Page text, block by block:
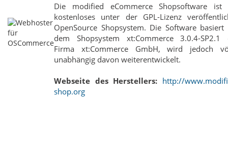
Die modified eCommerce Shopsoftware ist
kostenloses unter der GPL-Lizenz
OpenSource Shopsystem. Die Software basiert
dem Shopsystem xt:Commerce 3.0.4-SP2.1
Firma xt:Commerce GmbH, wird jedoch
unabhängig davon weiterentwickelt.
Webseite des Herstellers: http://
shop.org